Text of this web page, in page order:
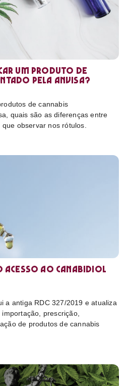
um produto de
pela Anvisa?
de cannabis
quais são as diferenças entre
observar nos rótulos.
acesso ao canabidiol
a antiga RDC 327/2019 e atualiza
prescrição,
de produtos de cannabis